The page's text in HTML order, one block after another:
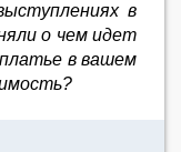
в
о чем идет
в вашем